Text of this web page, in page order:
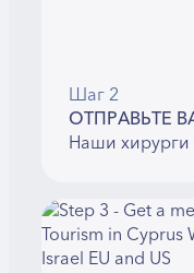
Шаг 2
ОТПРАВЬТЕ
Наши хирурги